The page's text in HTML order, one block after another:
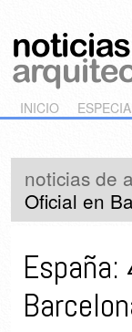
Main menu
Skip to primary
Skip to secondary
INICIO
noticias de
Oficial en